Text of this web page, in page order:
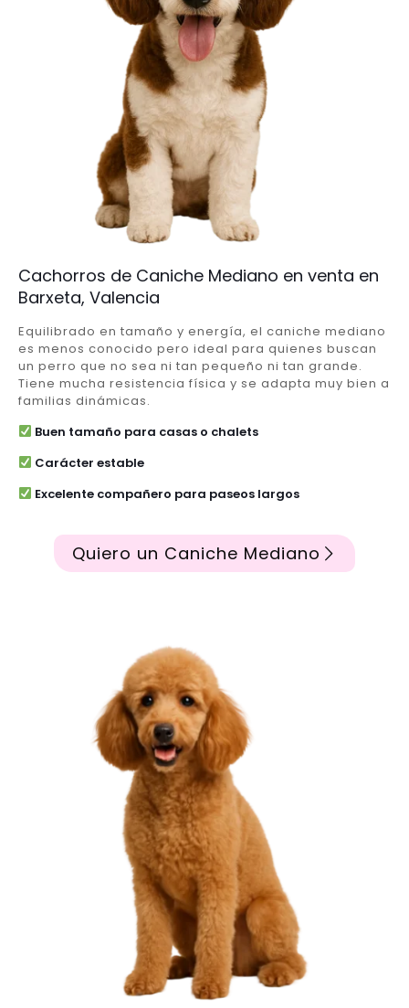
Cachorros de Caniche Mediano en venta en
Barxeta, Valencia
Equilibrado en tamaño y energía, el caniche mediano
es menos conocido pero ideal para quienes buscan
un perro que no sea ni tan pequeño ni tan grande.
Tiene mucha resistencia física y se adapta muy bien a
familias dinámicas.
Buen tamaño para casas o chalets
Carácter estable
Excelente compañero para paseos largos
Quiero un Caniche Mediano